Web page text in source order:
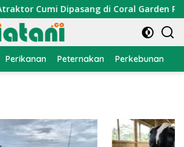
Cumi Dipasang di Coral Garden
Perikanan Peternakan Perkebunan